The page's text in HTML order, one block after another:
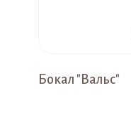
Бокал "Вальс"